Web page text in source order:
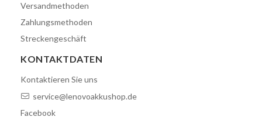
Versandmethoden
Zahlungsmethoden
Streckengeschäft
KONTAKTDATEN
Kontaktieren Sie uns
service@lenovoakkushop.de
Facebook